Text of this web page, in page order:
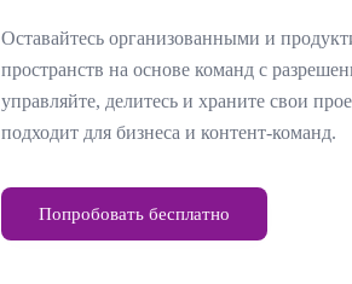
Оставайтесь организованными и
пространств на основе команд с
управляйте, делитесь и храните свои
подходит для бизнеса и контент-команд.
Попробовать бесплатно